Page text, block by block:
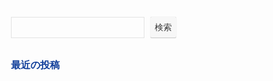
検索
最近の投稿